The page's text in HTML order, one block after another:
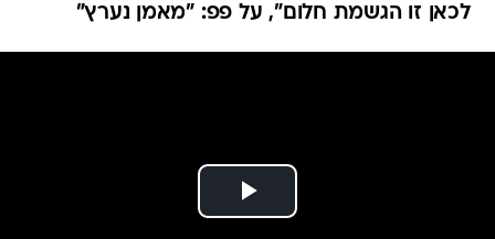
לכאן זו הגשמת חלום", על פפ: "מאמן נערץ"